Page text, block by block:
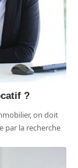
?
on doit
par la recherche